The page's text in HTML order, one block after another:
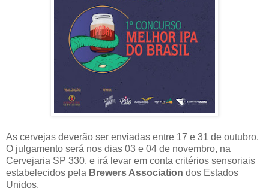
As cervejas deverão ser enviadas entre 17 e 31 de outubro.
O julgamento será nos dias 03 e 04 de novembro, na
Cervejaria SP 330, e irá levar em conta critérios sensoriais
estabelecidos pela Brewers Association dos Estados
Unidos.